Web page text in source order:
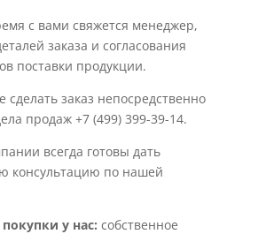
с вами свяжется менеджер,
заказа и согласования
поставки продукции.
заказ непосредственно
продаж +7 (499) 399-39-14.
всегда готовы дать
консультацию по нашей
у нас: собственное